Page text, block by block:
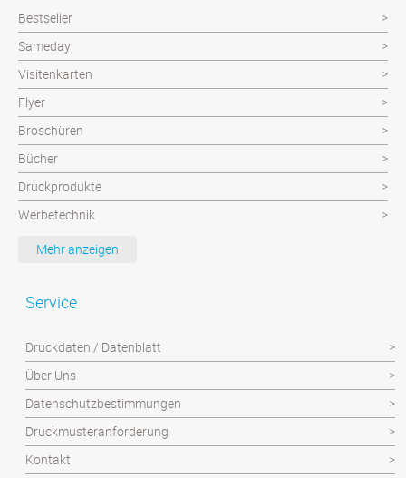
Bestseller
Sameday
Visitenkarten
Flyer
Broschüren
Bücher
Druckprodukte
Werbetechnik
Werbeartikel
Plattendruck und Schilder
Mehr anzeigen
Service
Druckdaten / Datenblatt
Über Uns
Datenschutzbestimmungen
Druckmusteranforderung
Kontakt